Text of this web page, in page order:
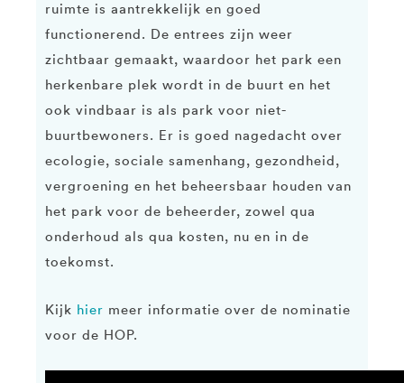
ruimte is aantrekkelijk en goed
functionerend. De entrees zijn weer
zichtbaar gemaakt, waardoor het park een
herkenbare plek wordt in de buurt en het
ook vindbaar is als park voor niet-
buurtbewoners. Er is goed nagedacht over
ecologie, sociale samenhang, gezondheid,
vergroening en het beheersbaar houden van
het park voor de beheerder, zowel qua
onderhoud als qua kosten, nu en in de
toekomst.
Kijk hier meer informatie over de nominatie
voor de HOP.